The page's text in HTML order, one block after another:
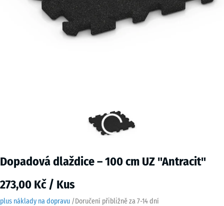
Dopadová dlaždice – 100 cm UZ "Antracit"
273,00 Kč / Kus
plus náklady na dopravu /Doručení přibližně za 7-14 dní